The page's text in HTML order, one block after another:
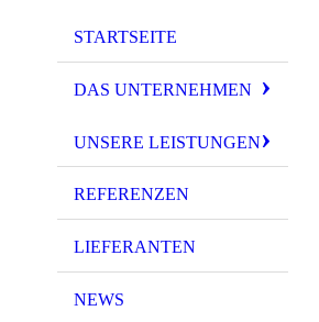
STARTSEITE
DAS UNTERNEHMEN
UNSERE LEISTUNGEN
REFERENZEN
LIEFERANTEN
NEWS